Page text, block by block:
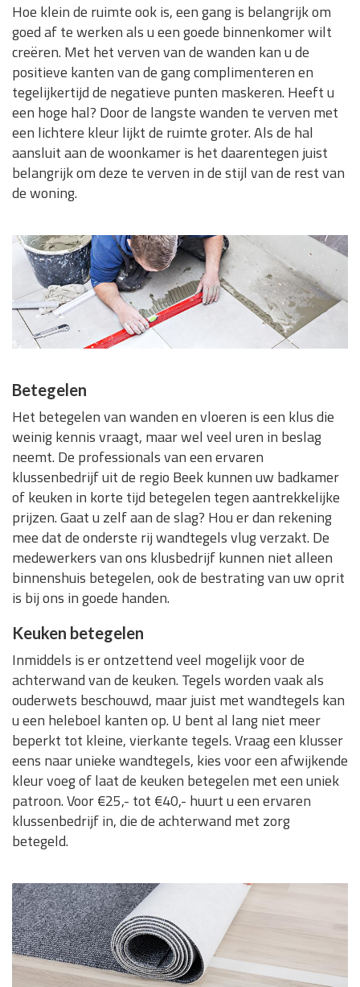
Hoe klein de ruimte ook is, een gang is belangrijk om
goed af te werken als u een goede binnenkomer wilt
creëren. Met het verven van de wanden kan u de
positieve kanten van de gang complimenteren en
tegelijkertijd de negatieve punten maskeren. Heeft u
een hoge hal? Door de langste wanden te verven met
een lichtere kleur lijkt de ruimte groter. Als de hal
aansluit aan de woonkamer is het daarentegen juist
belangrijk om deze te verven in de stijl van de rest van
de woning.
Betegelen
Het betegelen van wanden en vloeren is een klus die
weinig kennis vraagt, maar wel veel uren in beslag
neemt. De professionals van een ervaren
klussenbedrijf uit de regio Beek kunnen uw badkamer
of keuken in korte tijd betegelen tegen aantrekkelijke
prijzen. Gaat u zelf aan de slag? Hou er dan rekening
mee dat de onderste rij wandtegels vlug verzakt. De
medewerkers van ons klusbedrijf kunnen niet alleen
binnenshuis betegelen, ook de bestrating van uw oprit
is bij ons in goede handen.
Keuken betegelen
Inmiddels is er ontzettend veel mogelijk voor de
achterwand van de keuken. Tegels worden vaak als
ouderwets beschouwd, maar juist met wandtegels kan
u een heleboel kanten op. U bent al lang niet meer
beperkt tot kleine, vierkante tegels. Vraag een klusser
eens naar unieke wandtegels, kies voor een afwijkende
kleur voeg of laat de keuken betegelen met een uniek
patroon. Voor €25,- tot €40,- huurt u een ervaren
klussenbedrijf in, die de achterwand met zorg
betegeld.